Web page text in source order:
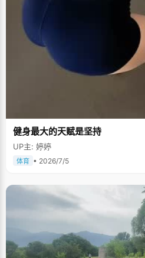
健身最大的天赋是坚持
UP主: 婷婷
体育 • 2026/7/5